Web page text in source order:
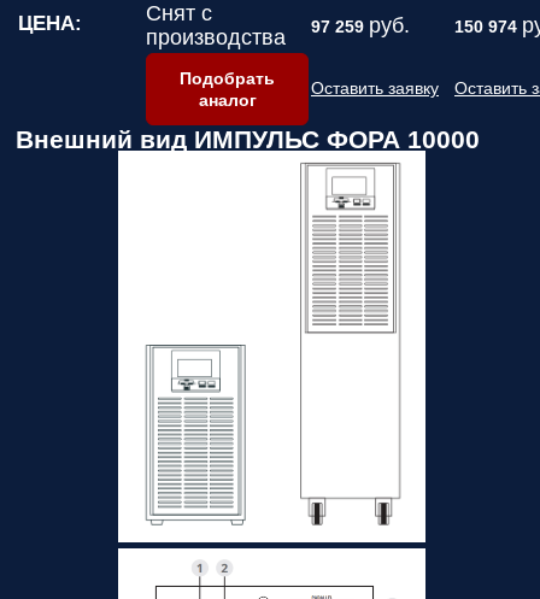
ЦЕНА:
Снят с
производства
97 259 руб. 150 974
Подобрать
аналог
Оставить заявку Оставить
Внешний вид ИМПУЛЬС ФОРА 10000